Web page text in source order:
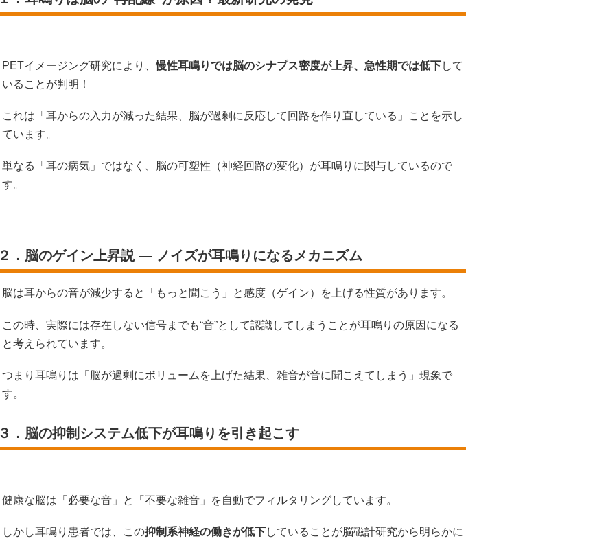
PETイメージング研究により、慢性耳鳴りでは脳のシナプス密度が上昇、急性期では低下して
いることが判明！
これは「耳からの入力が減った結果、脳が過剰に反応して回路を作り直している」ことを示し
ています。
単なる「耳の病気」ではなく、脳の可塑性（神経回路の変化）が耳鳴りに関与しているので
す。
２．脳のゲイン上昇説 ― ノイズが耳鳴りになるメカニズム
脳は耳からの音が減少すると「もっと聞こう」と感度（ゲイン）を上げる性質があります。
この時、実際には存在しない信号までも“音”として認識してしまうことが耳鳴りの原因になる
と考えられています。
つまり耳鳴りは「脳が過剰にボリュームを上げた結果、雑音が音に聞こえてしまう」現象で
す。
３．脳の抑制システム低下が耳鳴りを引き起こす
健康な脳は「必要な音」と「不要な雑音」を自動でフィルタリングしています。
しかし耳鳴り患者では、この抑制系神経の働きが低下していることが脳磁計研究から明らかに